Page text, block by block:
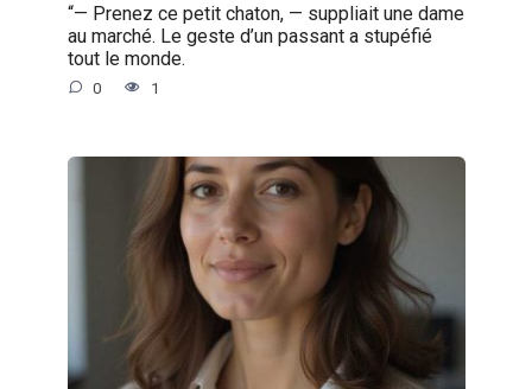
“— Prenez ce petit chaton, — suppliait une dame
au marché. Le geste d’un passant a stupéfié
tout le monde.
0 1